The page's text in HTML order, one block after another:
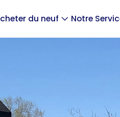
du neuf Notre